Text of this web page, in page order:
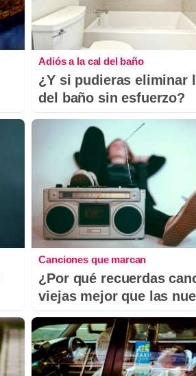
Adiós a la cal del baño
¿Y si pudieras eliminar
del baño sin esfuerzo?
Canciones que marcan
¿Por qué recuerdas
viejas mejor que las